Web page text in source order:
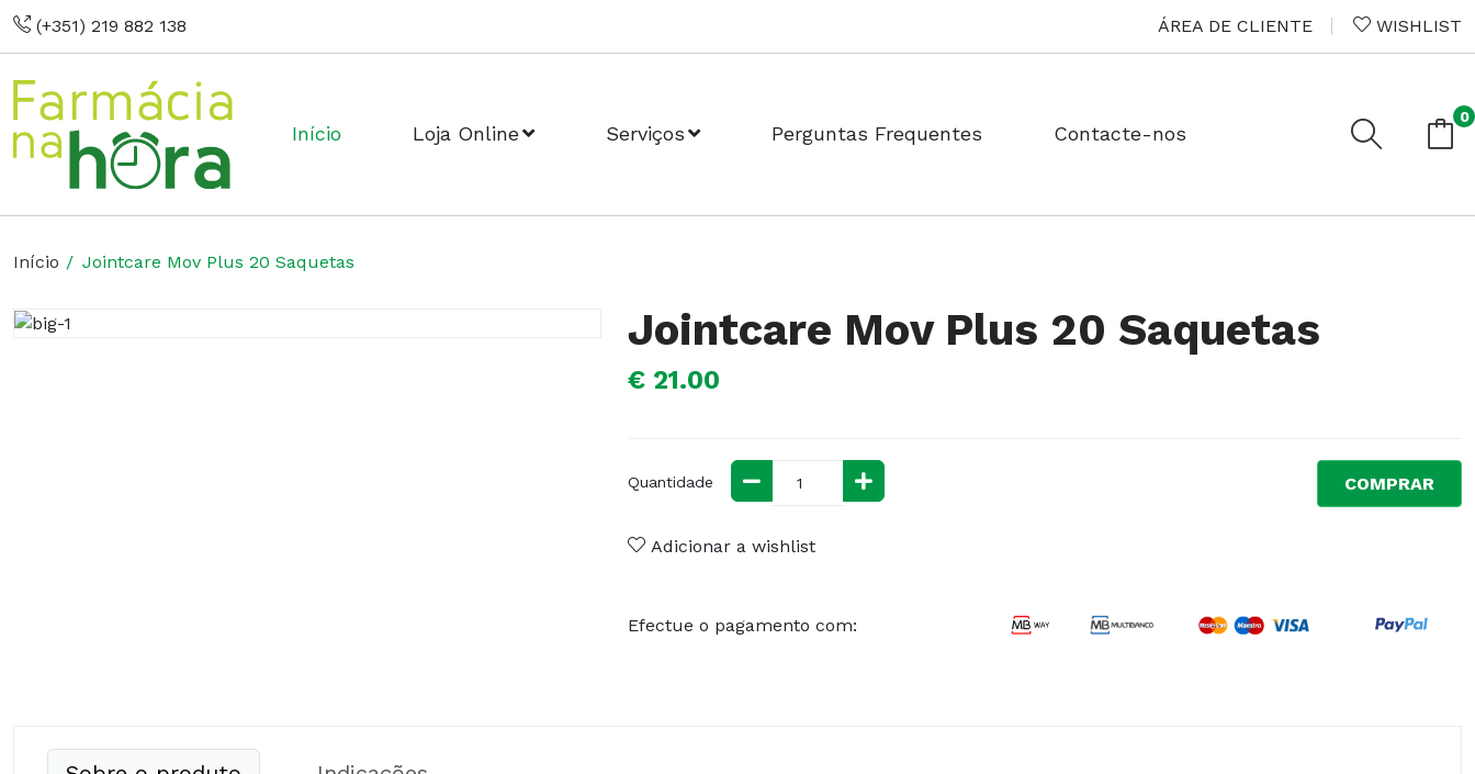
(+351) 219 882 138 ÁREA DE CLIENTE WISHLIST
Início Loja Online Serviços Perguntas Frequentes Contacte-nos
0
Início Jointcare Mov Plus 20 Saquetas
Jointcare Mov Plus 20 Saquetas
€ 21.00
Quantidade COMPRAR
Adicionar a wishlist
Efectue o pagamento com: